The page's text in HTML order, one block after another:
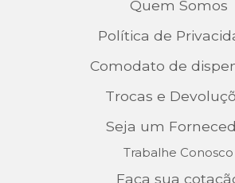
Quem Somos
Política de
Comodato de
Trocas e
Seja um
Trabalhe Conosco
Faça sua